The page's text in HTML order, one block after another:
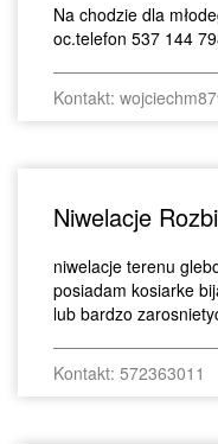
Na chodzie dla
oc.telefon 537 144
Kontakt:
Niwelacje
niwelacje terenu
posiadam kosiarke
lub bardzo
Kontakt: 572363011